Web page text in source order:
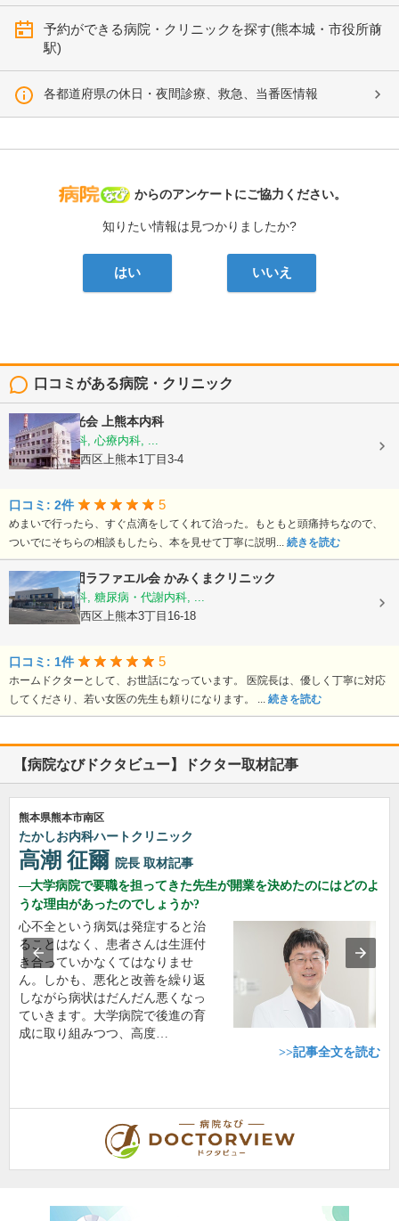
予約ができる病院・クリニックを探す(熊本城・市役所前
駅)
各都道府県の休日・夜間診療、救急、当番医情報
病院なび
からのアンケートにご協力ください。
知りたい情報は見つかりましたか?
はい いいえ
口コミがある病院・クリニック
医療法人陽光会 上熊本内科
内科, 神経内科, 心療内科, ...
熊本県熊本市西区上熊本1丁目3-4
口コミ: 2件 5
めまいで行ったら、すぐ点滴をしてくれて治った。もともと頭痛持ちなので、
ついでにそちらの相談もしたら、本を見せて丁寧に説明... 続きを読む
医療法人社団ラファエル会 かみくまクリニック
整形外科, 内科, 糖尿病・代謝内科, ...
熊本県熊本市西区上熊本3丁目16-18
口コミ: 1件 5
ホームドクターとして、お世話になっています。 医院長は、優しく丁寧に対応
してくださり、若い女医の先生も頼りになります。 ... 続きを読む
【病院なびドクタビュー】ドクター取材記事
熊本県熊本市南区
たかしお内科ハートクリニック
高潮 征爾 院長 取材記事
大学病院で要職を担ってきた先生が開業を決めたのにはどのよ
うな理由があったのでしょうか?
心不全という病気は発症すると治
ることはなく、患者さんは生涯付
き合っていかなくてはなりませ
ん。しかも、悪化と改善を繰り返
しながら病状はだんだん悪くなっ
ていきます。大学病院で後進の育
成に取り組みつつ、高度…
>>記事全文を読む